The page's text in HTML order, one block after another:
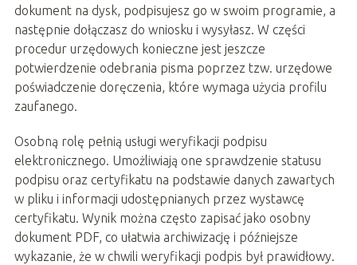
dokument na dysk, podpisujesz go w swoim programie, a
następnie dołączasz do wniosku i wysyłasz. W części
procedur urzędowych konieczne jest jeszcze
potwierdzenie odebrania pisma poprzez tzw. urzędowe
poświadczenie doręczenia, które wymaga użycia profilu
zaufanego.
Osobną rolę pełnią usługi weryfikacji podpisu
elektronicznego. Umożliwiają one sprawdzenie statusu
podpisu oraz certyfikatu na podstawie danych zawartych
w pliku i informacji udostępnianych przez wystawcę
certyfikatu. Wynik można często zapisać jako osobny
dokument PDF, co ułatwia archiwizację i późniejsze
wykazanie, że w chwili weryfikacji podpis był prawidłowy.